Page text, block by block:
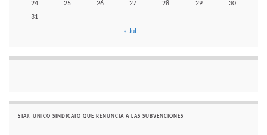
24
25 26 27 28 29
30
31
« Jul
STAJ: UNICO SINDICATO QUE RENUNCIA A LAS SUBVENCIONES